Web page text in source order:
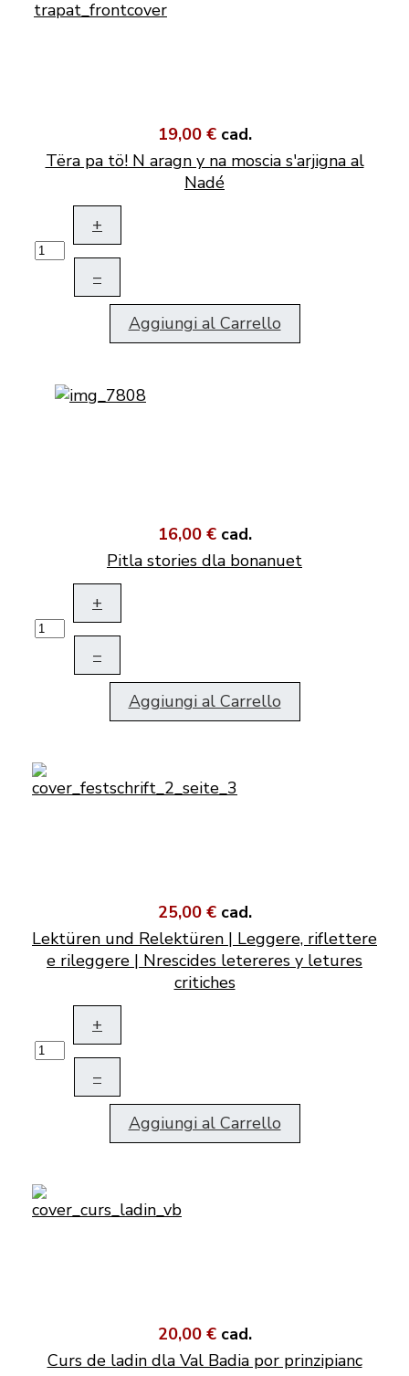
19,00 € cad.
Tëra pa tö! N aragn y na moscia s'arjigna al
Nadé
+
–
Aggiungi al Carrello
16,00 € cad.
Pitla stories dla bonanuet
+
–
Aggiungi al Carrello
25,00 € cad.
Lektüren und Relektüren | Leggere, riflettere
e rileggere | Nrescides letereres y letures
critiches
+
–
Aggiungi al Carrello
20,00 € cad.
Curs de ladin dla Val Badia por prinzipianc